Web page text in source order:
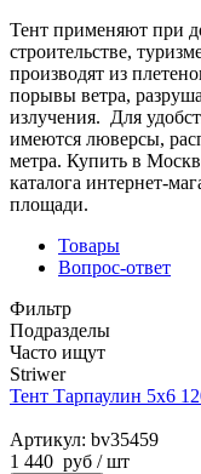
Тент применяют при
строительстве,
производят из
порывы ветра,
излучения. Для
имеются люверсы,
метра. Купить в
каталога интернет-
площади.
Товары
Вопрос-ответ
Фильтр
Подразделы
Часто ищут
Striwer
Тент Тарпаулин 5х6
Артикул: bv35459
1 440 руб / шт